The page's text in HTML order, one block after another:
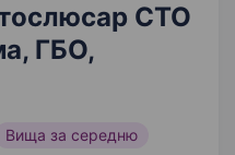
СТО
ГБО,
Вища за середню